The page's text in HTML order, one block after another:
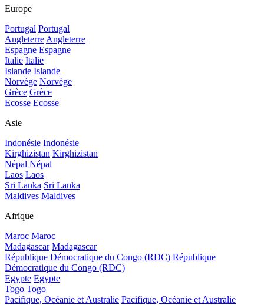
Europe
Portugal Portugal
Angleterre Angleterre
Espagne Espagne
Italie Italie
Islande Islande
Norvège Norvège
Grèce Grèce
Ecosse Ecosse
Asie
Indonésie Indonésie
Kirghizistan Kirghizistan
Népal Népal
Laos Laos
Sri Lanka Sri Lanka
Maldives Maldives
Afrique
Maroc Maroc
Madagascar Madagascar
République Démocratique du Congo (RDC) République
Démocratique du Congo (RDC)
Egypte Egypte
Togo Togo
Pacifique, Océanie et Australie Pacifique, Océanie et Australie